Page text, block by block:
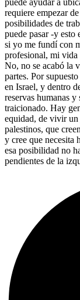
requiere empezar
posibilidades de
puede pasar -y esto
si yo me fundí con
profesional, mi vida
No, no se acabó la
partes. Por
en Israel, y dentro
reservas humanas
traicionado. Hay
equidad, de vivir
palestinos, que
y cree que necesita
esa posibilidad no
pendientes de la